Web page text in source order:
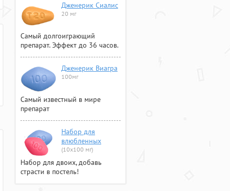
Дженерик Сиалис
20 мг
Самый долгоиграющий
препарат. Эффект до 36 часов.
Дженерик Виагра
100мг
Самый известный в мире
препарат
Набор для
влюбленных
(10х100 мг)
Набор для двоих, добавь
страсти в постель!